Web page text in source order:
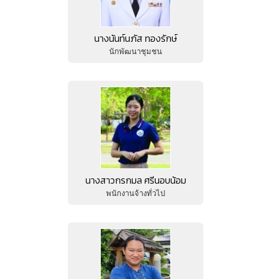
นางนันท์นภัส ทองรักษ์
นักพัฒนาชุมชน
นางสาวกรกมล ศรีนอบน้อม
พนักงานจ้างทั่วไป